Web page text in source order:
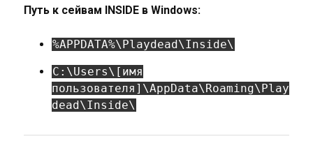
Путь к сейвам INSIDE в Windows:
%APPDATA%\Playdead\Inside\
C:\Users\[имя
пользователя]\AppData\Roaming\Play
dead\Inside\